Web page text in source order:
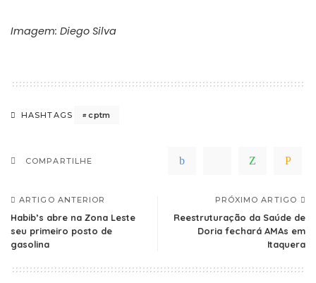
Imagem: Diego Silva
HASHTAGS cptm
COMPARTILHE
ARTIGO ANTERIOR
Habib’s abre na Zona Leste
seu primeiro posto de
gasolina
PRÓXIMO ARTIGO
Reestruturação da Saúde de
Doria fechará AMAs em
Itaquera